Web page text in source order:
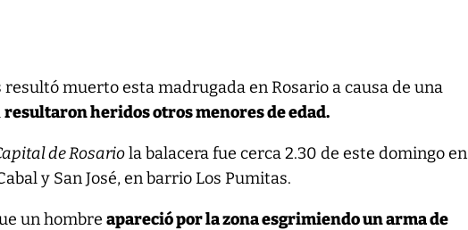
resultó muerto esta madrugada en Rosario a causa de una
resultaron heridos otros menores de edad.
de Rosariola balacera fue cerca 2.30 de este domingo en
y San José, en barrio Los Pumitas.
un hombreapareció por la zona esgrimiendo un arma de